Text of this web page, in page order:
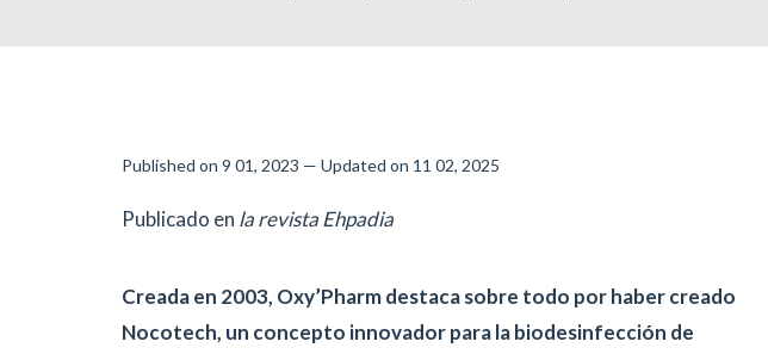
Published on 9 01, 2023 — Updated on 11 02, 2025
Publicado en la revista Ehpadia
Creada en 2003, Oxy’Pharm destaca sobre todo por haber creado
Nocotech, un concepto innovador para la biodesinfección de